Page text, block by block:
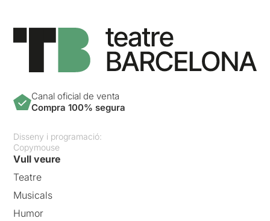
Canal oficial de venta
Compra 100% segura
Disseny i programació:
Copymouse
Vull veure
Teatre
Musicals
Humor